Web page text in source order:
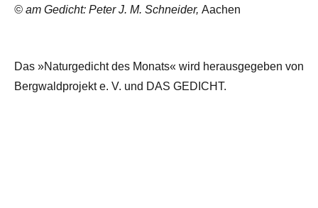
© am Gedicht: Peter J. M. Schneider, Aachen
Das »Naturgedicht des Monats« wird herausgegeben von
Bergwaldprojekt e. V. und DAS GEDICHT.